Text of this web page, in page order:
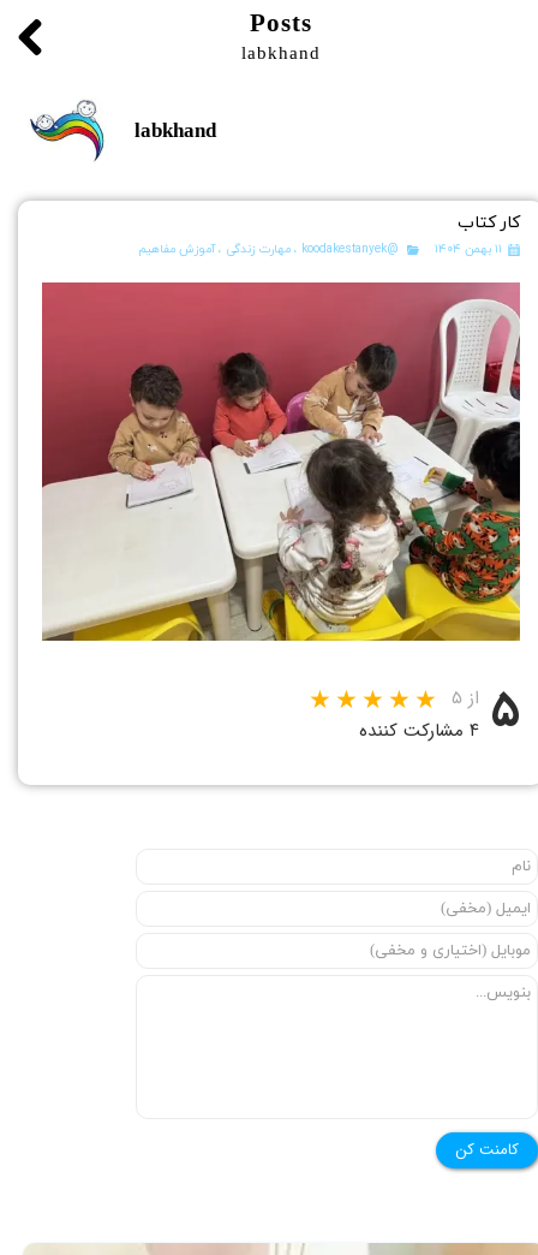
Posts
labkhand
labkhand
کار کتاب
۱۱ بهمن ۱۴۰۴ @koodakestanyek ،مهارت زندگی ،آموزش مفاهیم
۵ از ۵
★
۴ مشارکت کننده
کامنت کن